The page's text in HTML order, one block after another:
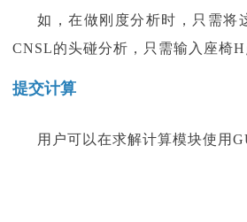
如，在做刚度分析时，只需
CNSL的头碰分析，只需输入座椅
提交计算
用户可以在求解计算模块使用